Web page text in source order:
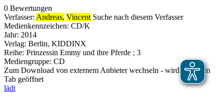
0 Bewertungen
Verfasser: Andreas, Vincent Suche nach diesem Verfasser
Medienkennzeichen: CD/K
Jahr: 2014
Verlag: Berlin, KIDDINX
Reihe: Prinzessin Emmy und ihre Pferde ; 3
Mediengruppe: CD
Zum Download von externem Anbieter wechseln - wird in neuem
Tab geöffnet
lädt